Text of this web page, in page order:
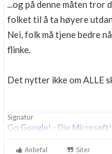
...og på denne måten tror
folket til å ta høyere
Nei, folk må tjene bedre
flinke.
Det nytter ikke om ALLE
Signatur
Go Google! - Die Microsoft!
Anbefal Siter